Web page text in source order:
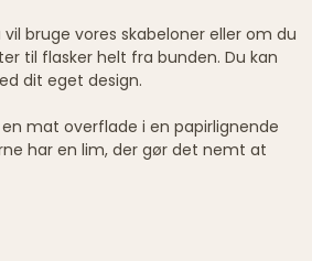
bruge vores skabeloner eller om du
til flasker helt fra bunden. Du kan
dit eget design.
mat overflade i en papirlignende
har en lim, der gør det nemt at